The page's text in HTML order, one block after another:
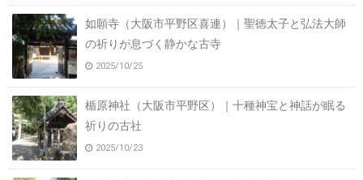
如願寺（大阪市平野区喜連）｜聖徳太子と弘法大師
の祈りが息づく静かな古寺
2025/10/25
楯原神社（大阪市平野区）｜十種神宝と神話が眠る
祈りの古社
2025/10/23